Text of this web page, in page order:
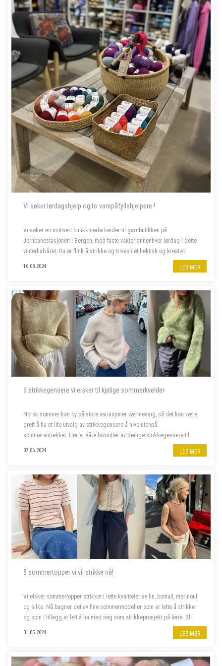
Vi søker lørdagshjelp og to varepåfyllshjelpere !
Vi søker en motivert butikkmedarbeider til garnbutikken på
Jernbanestasjonen i Bergen, med faste vakter annenhver lørdag i dette
vinterhalvåret. Du er flink å strikke og trives i et hektisk og kreativt
16.08.2024 LES MER
6 strikkegensere vi elsker til kjølige sommerkvelder
Norsk sommer kan by på store variasjoner værmessig, så det kan være
greit å ha et lite utvalg av strikkegensere å hive utenpå
sommerantrekket. Her er våre favoritter av deilige strikkegensere til
07.06.2024 LES MER
5 sommertopper vi vil strikke nå!
Vi elsker sommertopper strikket i lette kvaliteter av lin, bomull, merinoull
og silke. Nå bugner det av fine sommermodeller som er lette å strikke
og som i tillegg er lett å ha med seg som strikkeprosjekt på ferie. Bli
31.05.2024 LES MER